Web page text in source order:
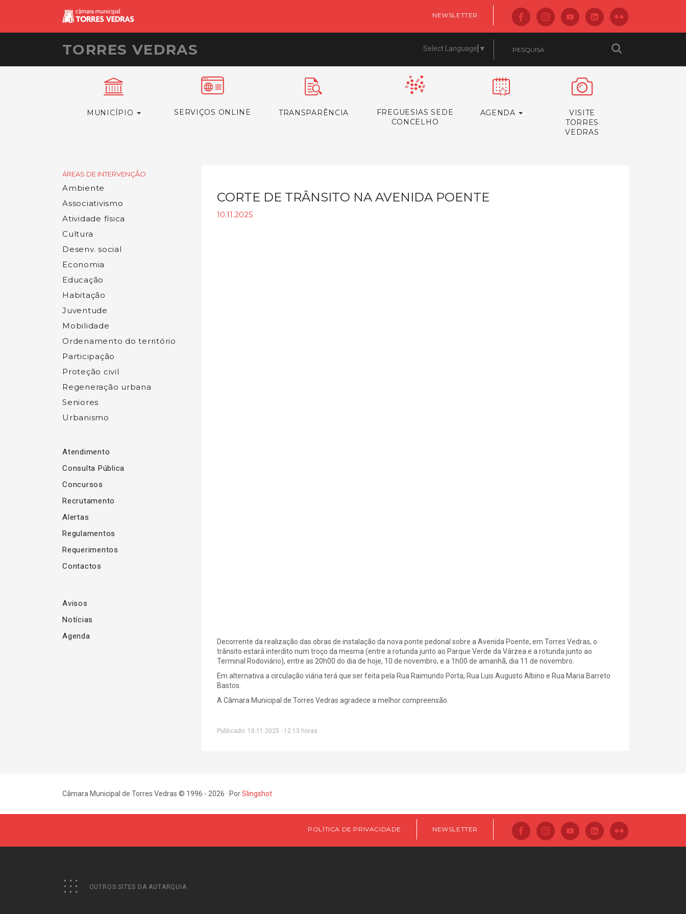
NEWSLETTER
TORRES VEDRAS Select Language ▼
MUNICÍPIO SERVIÇOS ONLINE TRANSPARÊNCIA
FREGUESIAS SEDE
CONCELHO
AGENDA
VISITE
TORRES
VEDRAS
ÁREAS DE INTERVENÇÃO
Ambiente
Associativismo
Atividade física
Cultura
Desenv. social
Economia
Educação
Habitação
Juventude
Mobilidade
Ordenamento do território
Participação
Proteção civil
Regeneração urbana
Seniores
Urbanismo
Atendimento
Consulta Pública
Concursos
Recrutamento
Alertas
Regulamentos
Requerimentos
Contactos
Avisos
Notícias
Agenda
CORTE DE TRÂNSITO NA AVENIDA POENTE
10.11.2025
Decorrente da realização das obras de instalação da nova ponte pedonal sobre a Avenida Poente, em Torres Vedras, o
trânsito estará interdito num troço da mesma (entre a rotunda junto ao Parque Verde da Várzea e a rotunda junto ao
Terminal Rodoviário), entre as 20h00 do dia de hoje, 10 de novembro, e a 1h00 de amanhã, dia 11 de novembro.
Em alternativa a circulação viária terá que ser feita pela Rua Raimundo Porta, Rua Luis Augusto Albino e Rua Maria Barreto
Bastos.
A Câmara Municipal de Torres Vedras agradece a melhor compreensão.
Publicado: 10.11.2025 - 12:13 horas
Câmara Municipal de Torres Vedras © 1996 - 2026 · PorSlingshot
POLÍTICA DE PRIVACIDADE NEWSLETTER
OUTROS SITES DA AUTARQUIA